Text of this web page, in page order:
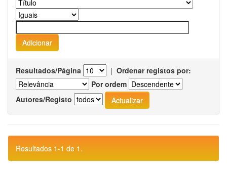
Resultados/Página | Ordenar registos por:
Por ordem
Autores/Registo
Resultados 1-1 de 1.